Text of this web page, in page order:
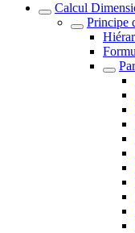
Calcul
Principe